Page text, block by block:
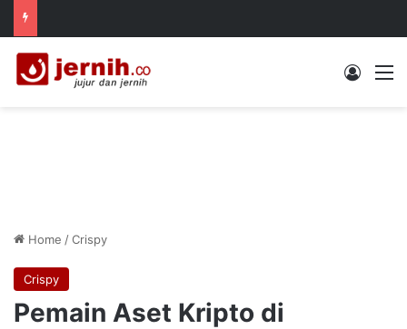
Log In
Home /Crispy
Crispy
Pemain Aset Kripto di